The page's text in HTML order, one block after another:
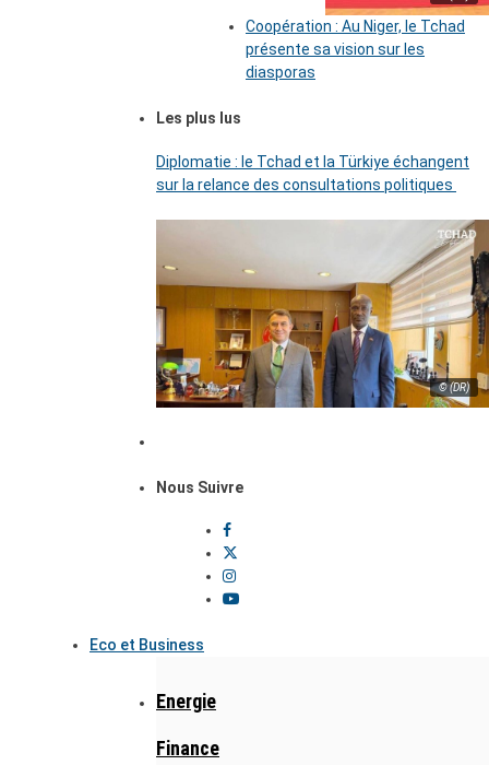
Coopération : Au Niger, le Tchad
présente sa vision sur les
diasporas
Les plus lus
Diplomatie : le Tchad et la Türkiye échangent
sur la relance des consultations politiques
© (DR)
Nous Suivre
Eco et Business
Energie
Finance